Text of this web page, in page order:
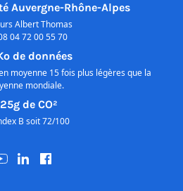
Auvergne-Rhône-Alpes
Albert Thomas
04 72 00 55 70
de données
moyenne 15 fois plus légères que la
mondiale.
de CO²
B soit 72/100